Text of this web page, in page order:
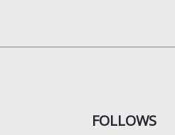
FOLLOWS